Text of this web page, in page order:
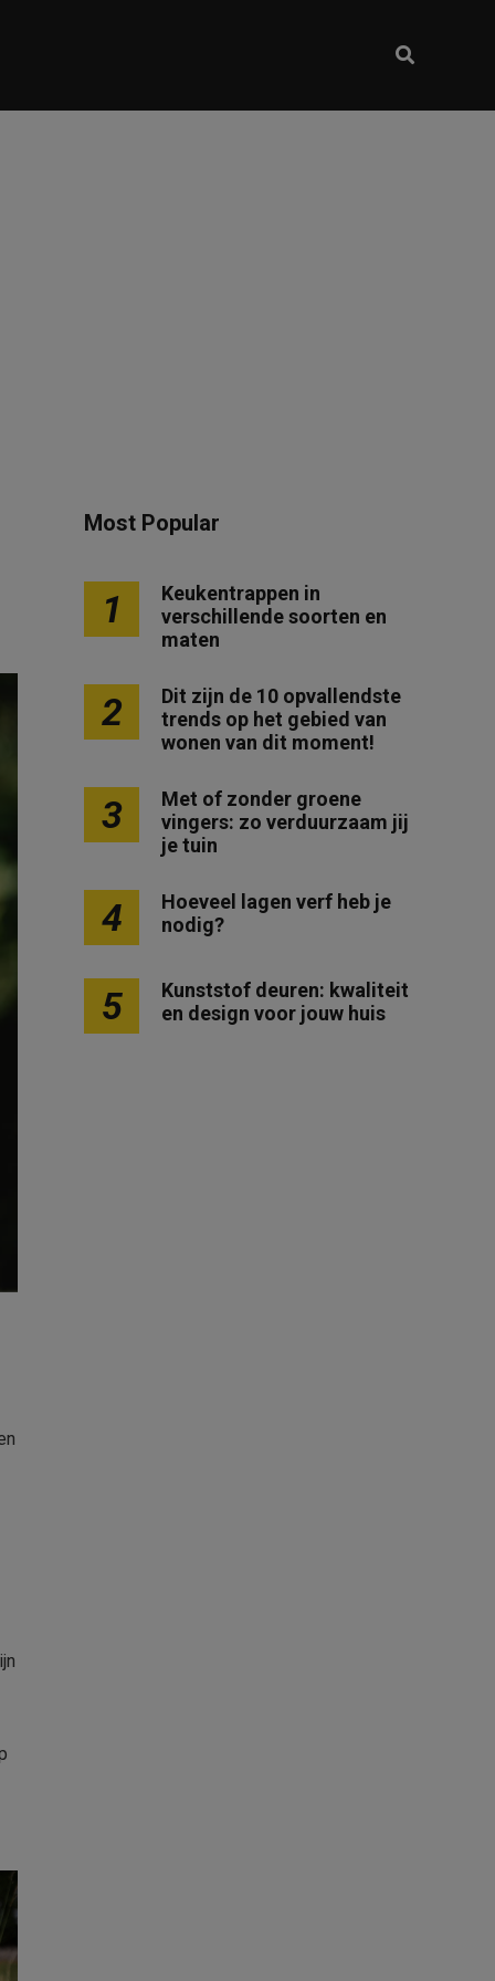
Most Popular
1
Keukentrappen in
verschillende soorten en
maten
2
Dit zijn de 10 opvallendste
trends op het gebied van
wonen van dit moment!
3
Met of zonder groene
vingers: zo verduurzaam jij
je tuin
4
Hoeveel lagen verf heb je
nodig?
5
Kunststof deuren: kwaliteit
en design voor jouw huis